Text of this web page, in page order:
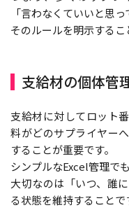
「言わなくていいと思っ
そのルールを明示するこ
支給材の個体管
支給材に対してロット
料がどのサプライヤー
することが重要です。
シンプルなExcel管理で
大切なのは「いつ、誰
る状態を維持することで